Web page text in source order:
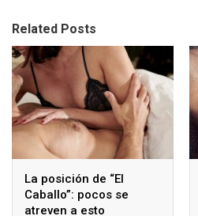
Related Posts
La posición de “El
Caballo”: pocos se
atreven a esto